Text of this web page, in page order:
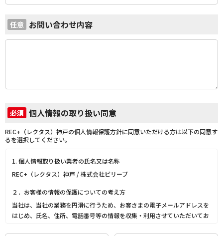
任意 お問い合わせ内容
必須 個人情報の取り扱い同意
REC+（レクタス）神戸の個人情報保護方針に同意いただける方は以下の同意す
るを選択してください。
1. 個人情報取り扱い業者の氏名又は名称
REC+（レクタス）神戸 / 株式会社ビリーブ
２．お客様の情報の保護についての考え方
当社は、当社の業務を円滑に行うため、お客さまの電子メールアドレスを
はじめ、氏名、住所、電話番号等の情報を収集・利用させていただいてお